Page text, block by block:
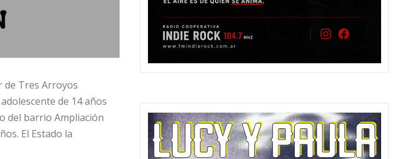
de Tres Arroyos
de 14 años
del barrio Ampliación
El Estado la